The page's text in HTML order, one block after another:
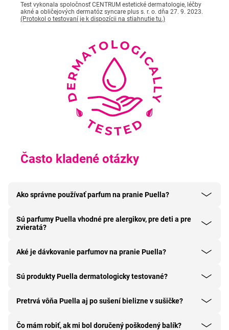
Test vykonala spoločnosť CENTRUM estetické dermatologie, léčby
akné a obličejových dermatóz syncare plus s. r. o. dňa 27. 9. 2023.
(Protokol o testovaní je k dispozícii na stiahnutie tu.)
Často kladené otázky
Ako správne používať parfum na pranie Puella?
Sú parfumy Puella vhodné pre alergikov, pre deti a pre
zvieratá?
Aké je dávkovanie parfumov na pranie Puella?
Sú produkty Puella dermatologicky testované?
Pretrvá vôňa Puella aj po sušení bielizne v sušičke?
Čo mám robiť, ak mi bol doručený poškodený balík?